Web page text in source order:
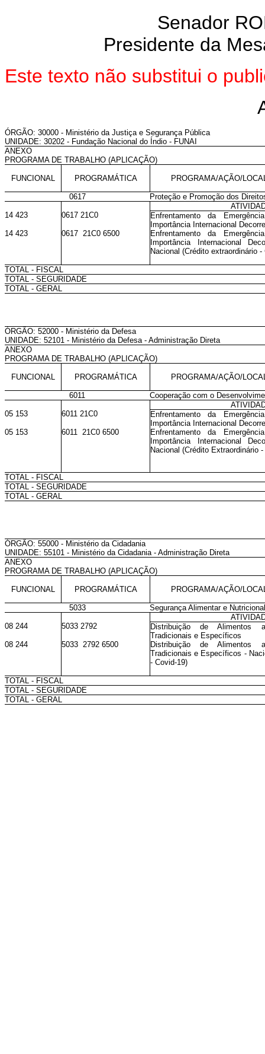
Senador
Presidente da
Este texto não substitui o
ÓRGÃO: 30000 - Ministério da Justiça e Segurança Pública
UNIDADE: 30202 - Fundação Nacional do Índio - FUNAI
ANEXO
PROGRAMA DE TRABALHO (APLICAÇÃO)
FUNCIONAL PROGRAMÁTICA PROGRAMA/AÇÃO/
0617
Proteção e Promoção dos
14 423
0617 21C0
Enfrentamento da
Importância Internacional
14 423
0617 21C0 6500
Enfrentamento da
Importância Internacional
Nacional (Crédito extraordinário -
TOTAL - FISCAL
TOTAL - SEGURIDADE
TOTAL - GERAL
ÓRGÃO: 52000 - Ministério da Defesa
UNIDADE: 52101 - Ministério da Defesa - Administração Direta
ANEXO
PROGRAMA DE TRABALHO (APLICAÇÃO)
FUNCIONAL PROGRAMÁTICA PROGRAMA/AÇÃO/
6011
Cooperação com o
05 153
6011 21C0
Enfrentamento da
Importância Internacional
05 153
6011 21C0 6500
Enfrentamento da
Importância Internacional
Nacional (Crédito Extraordinário
TOTAL - FISCAL
TOTAL - SEGURIDADE
TOTAL - GERAL
ÓRGÃO: 55000 - Ministério da Cidadania
UNIDADE: 55101 - Ministério da Cidadania - Administração Direta
ANEXO
PROGRAMA DE TRABALHO (APLICAÇÃO)
FUNCIONAL PROGRAMÁTICA PROGRAMA/AÇÃO/
5033
Segurança Alimentar e Nutricional
08 244
5033 2792
Distribuição de Alimentos
Tradicionais e Específicos
08 244
5033 2792 6500
Distribuição de Alimentos
Tradicionais e Específicos -
- Covid-19)
TOTAL - FISCAL
TOTAL - SEGURIDADE
TOTAL - GERAL